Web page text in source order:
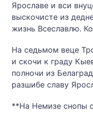
Ярославе и вси
выскочисте из
жизнь Всеславлю.
На седьмом веце
и скочи к граду
полночи из
разшибе славу
**На Немизе снопы